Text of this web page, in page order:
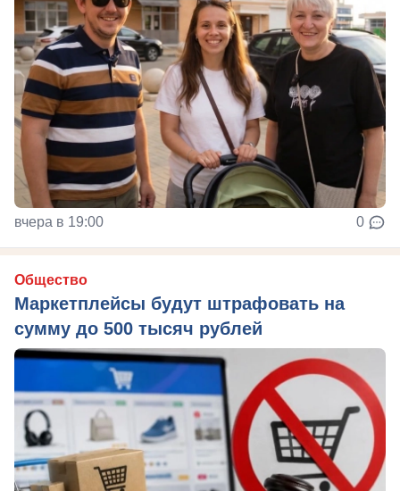
вчера в 19:00 0
Общество
Маркетплейсы будут штрафовать на
сумму до 500 тысяч рублей